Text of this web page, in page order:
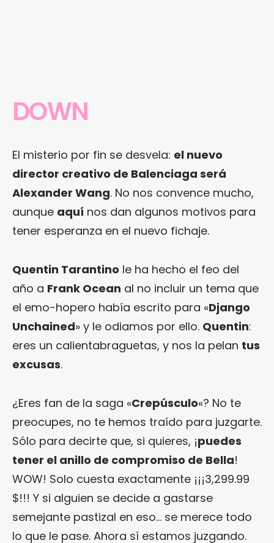
DOWN
El misterio por fin se desvela: el nuevo
director creativo de Balenciaga será
Alexander Wang. No nos convence mucho,
aunque aquí nos dan algunos motivos para
tener esperanza en el nuevo fichaje.
Quentin Tarantino le ha hecho el feo del
año a Frank Ocean al no incluir un tema que
el emo-hopero había escrito para «Django
Unchained» y le odiamos por ello. Quentin:
eres un calientabraguetas, y nos la pelan tus
excusas.
¿Eres fan de la saga «Crepúsculo«? No te
preocupes, no te hemos traído para juzgarte.
Sólo para decirte que, si quieres, ¡puedes
tener el anillo de compromiso de Bella!
WOW! Solo cuesta exactamente ¡¡¡3,299.99
$!!! Y si alguien se decide a gastarse
semejante pastizal en eso… se merece todo
lo que le pase. Ahora sí estamos juzgando.